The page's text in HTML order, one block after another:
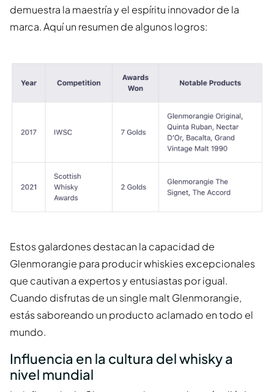
demuestra la maestría y el espíritu innovador de la
marca. Aquí un resumen de algunos logros:
Estos galardones destacan la capacidad de
Glenmorangie para producir whiskies excepcionales
que cautivan a expertos y entusiastas por igual.
Cuando disfrutas de un single malt Glenmorangie,
estás saboreando un producto aclamado en todo el
mundo.
Influencia en la cultura del whisky a
nivel mundial